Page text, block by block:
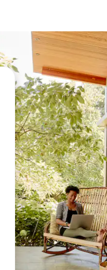
le haut et vers le bas pour les